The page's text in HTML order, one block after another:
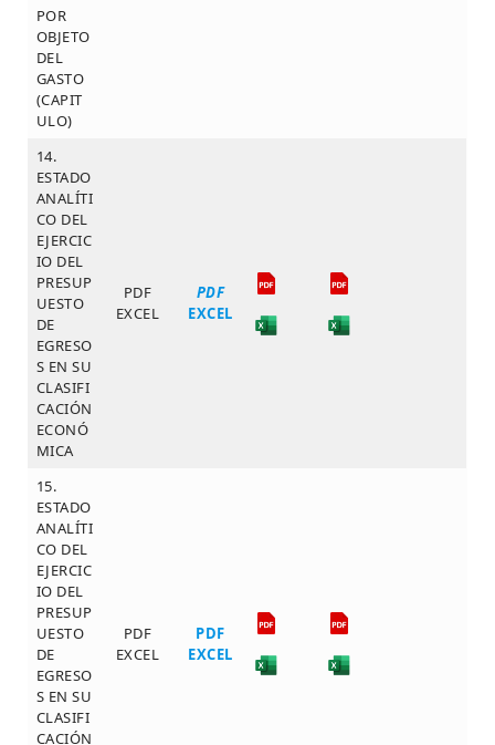
POR
OBJETO
DEL
GASTO
(CAPIT
ULO)
14.
ESTADO
ANALÍTI
CO DEL
EJERCIC
IO DEL
PRESUP
UESTO
DE
EGRESO
S EN SU
CLASIFI
CACIÓN
ECONÓ
MICA
PDF
EXCEL
PDF
EXCEL
15.
ESTADO
ANALÍTI
CO DEL
EJERCIC
IO DEL
PRESUP
UESTO
DE
EGRESO
S EN SU
CLASIFI
CACIÓN
PDF
EXCEL
PDF
EXCEL